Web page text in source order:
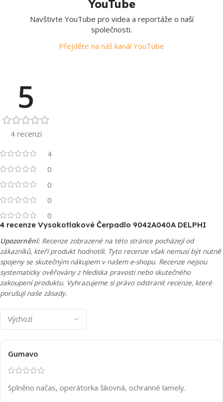
YouTube
Navštivte YouTube pro videa a reportáže o naší
společnosti.
Přejděte na náš kanál YouTube
5
4 recenzí
4
0
0
0
0
4 recenze Vysokotlakové Čerpadlo 9042A040A DELPHI
Upozornění:Recenze zobrazené na této stránce pocházejí od
zákazníků, kteří produkt hodnotili. Tyto recenze však nemusí být nutně
spojeny se skutečným nákupem v našem e-shopu. Recenze nejsou
systematicky ověřovány z hlediska pravosti nebo skutečného
zakoupení produktu. Vyhrazujeme si právo odstranit recenze, které
porušují naše zásady.
Gumavo
Splněno načas, operátorka šikovná, ochranné lamely.